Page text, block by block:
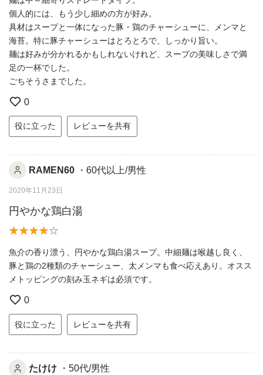
個人的には、もう少し細めの方が好み。
具材はスープと一体になった豚・鶏のチャーシューに、メンマと
海苔。特に豚チャーシューはとろとろで、しっかり旨い。
麺は好みが分かれるかもしれないけれど、スープの美味しさで満
足の一杯でした。
ごちそうさまでした。
0
役に立った レビューを共有
RAMEN60 ・60代以上/男性
2020年11月23日
円やかな鶏白湯
魚介の香り漂う、円やかな鶏白湯スープ。中細麺は喉越し良く、
豚と鶏の2種類のチャーシュー、太メンマも食べ応えあり。オスス
メトッピングの刻み玉ネギは必須です。
0
役に立った レビューを共有
たけけ ・50代/男性